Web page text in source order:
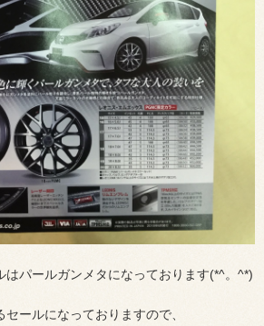
はパールガンメタになっております(*^。^*)
ールになっておりますので、